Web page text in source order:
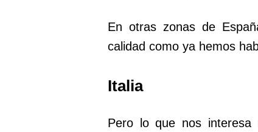
En otras zonas de
calidad como ya hemos
Italia
Pero lo que nos interesa